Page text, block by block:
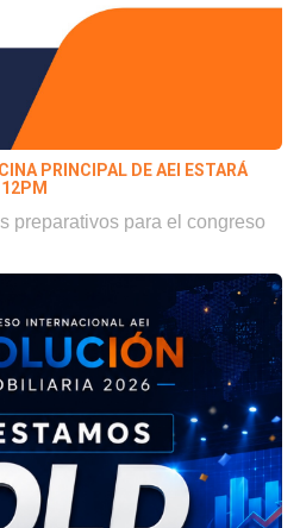
PRINCIPAL DE AEI ESTARÁ
preparativos para el congreso